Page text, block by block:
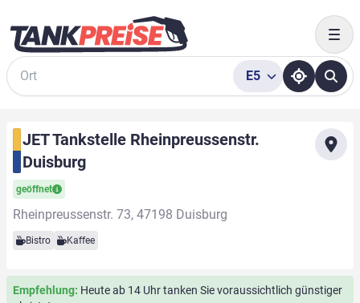
Suche
E5
JET Tankstelle Rheinpreussenstr.
Duisburg
geöffnet
Rheinpreussenstr. 73, 47198 Duisburg
Bistro Kaffee
Empfehlung: Heute ab 14 Uhr tanken Sie voraussichtlich günstiger